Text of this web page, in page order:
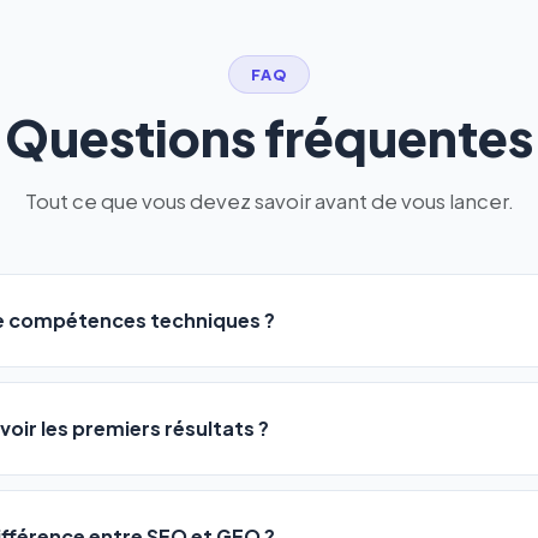
FAQ
Questions fréquentes
Tout ce que vous devez savoir avant de vous lancer.
compétences techniques ?
a été conçu pour être accessible àtous les profils:
ou agences. Pas de code, pas de configuration complexe —
votre activité, et le logiciel gère tout en automatique
les premiers résultats ?
observent une amélioration de leur positionnement en4